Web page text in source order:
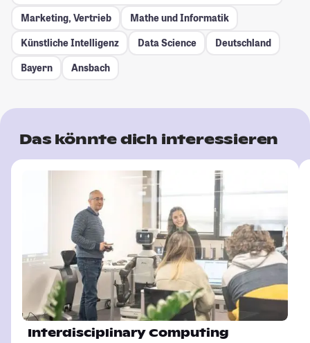
Marketing, Vertrieb
Mathe und Informatik
Künstliche Intelligenz
Data Science
Deutschland
Bayern
Ansbach
Das könnte dich interessieren
Interdisciplinary Computing